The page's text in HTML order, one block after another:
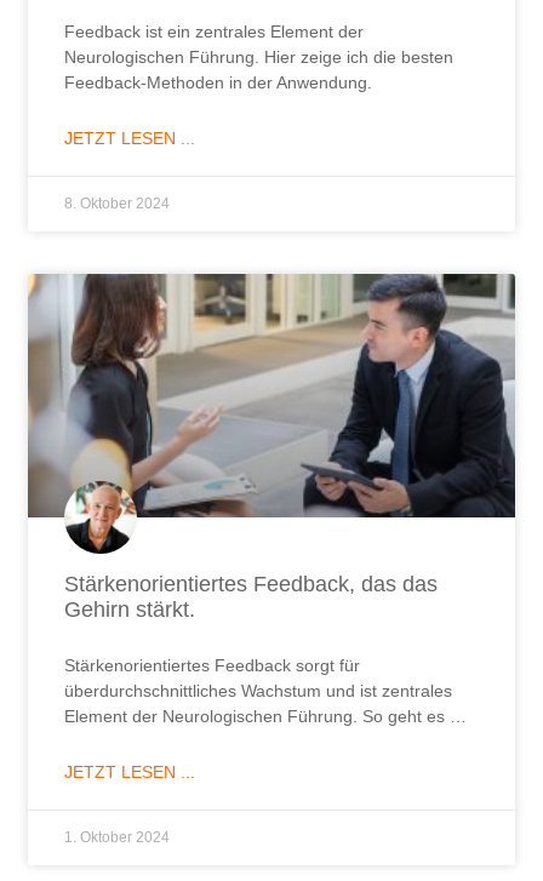
Feedback ist ein zentrales Element der
Neurologischen Führung. Hier zeige ich die besten
Feedback-Methoden in der Anwendung.
JETZT LESEN ...
8. Oktober 2024
Stärkenorientiertes Feedback, das das
Gehirn stärkt.
Stärkenorientiertes Feedback sorgt für
überdurchschnittliches Wachstum und ist zentrales
Element der Neurologischen Führung. So geht es …
JETZT LESEN ...
1. Oktober 2024